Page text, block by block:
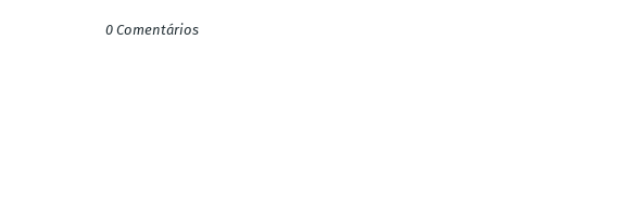
0 Comentários